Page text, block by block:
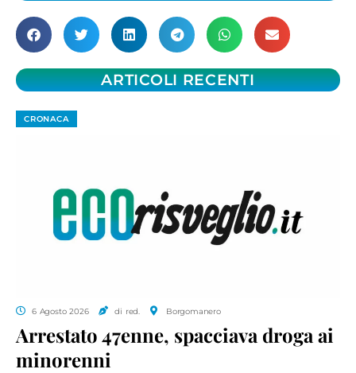
ARTICOLI RECENTI
CRONACA
6 Agosto 2026 di red. Borgomanero
Arrestato 47enne, spacciava droga ai
minorenni